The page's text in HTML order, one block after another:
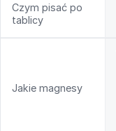
Czym pisać po
tablicy
Jakie magnesy